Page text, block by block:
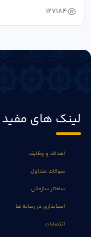
127184
لینک های مفید
اهداف و وظایف
سوالات متداول
ساختار سازمانی
استانداری در رسانه ها
انتصابات